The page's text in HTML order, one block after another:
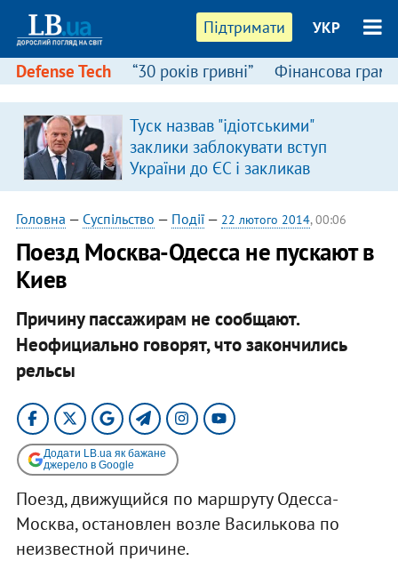
Підтримати УКР
Defense Tech “30 років гривні” Фінансова
Туск назвав "ідіотськими"
заклики заблокувати вступ
України до ЄС і закликав
припинити антиукраїнську
риторику
Головна — Суспільство — Події— 22 лютого 2014, 00:06
Поезд Москва-Одесса не пускают в
Киев
Причину пассажирам не сообщают.
Неофициально говорят, что закончились
рельсы
Додати LB.ua як бажане
джерело в Google
Поезд, движущийся по маршруту Одесса-
Москва, остановлен возле Василькова по
неизвестной причине.